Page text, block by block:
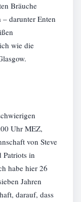
Bräuche
darunter Enten
wie die
Uhr MEZ,
von Steve
Patriots in
habe hier 26
Jahren
darauf, dass